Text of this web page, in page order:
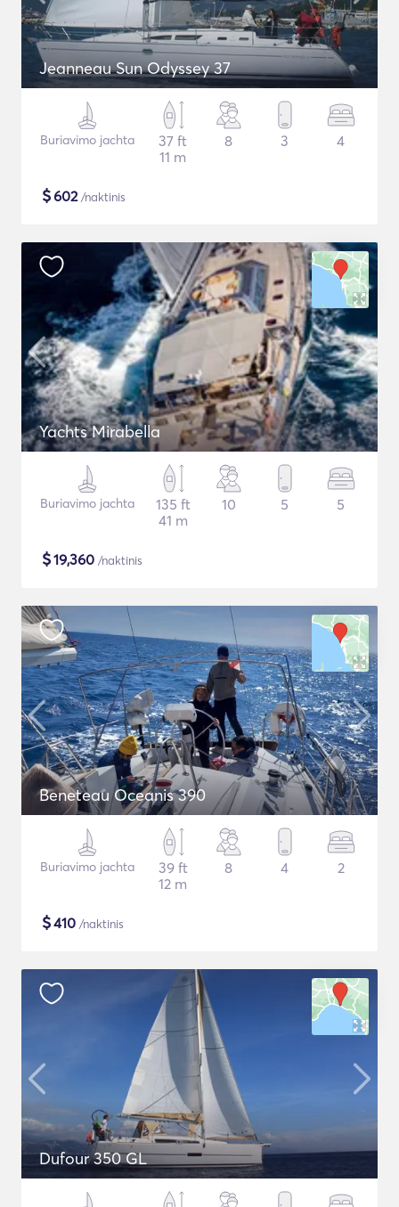
Jeanneau Sun Odyssey 37
Buriavimo jachta
37 ft
11 m
8 3 4
$602/naktinis
Yachts Mirabella
Buriavimo jachta
135 ft
41 m
10 5 5
$19,360 /naktinis
Beneteau Oceanis 390
Buriavimo jachta
39 ft
12 m
8 4 2
$410 /naktinis
Dufour 350 GL